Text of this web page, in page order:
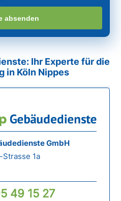
absenden
Ihr Experte für die
in Köln Nippes
GmbH
1a
49 15 27